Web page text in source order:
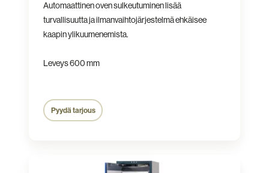
Automaattinen oven sulkeutuminen lisää
turvallisuutta ja ilmanvaihtojärjestelmä ehkäisee
kaapin ylikuumenemista.
Leveys 600 mm
Pyydä tarjous